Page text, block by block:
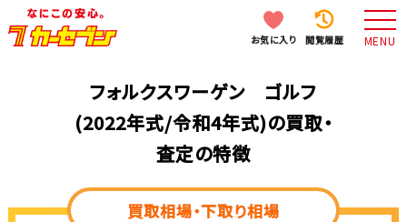
お気に入り 閲覧履歴 MENU
フォルクスワーゲン ゴルフ
(2022年式/令和4年式)の買取・
査定の特徴
買取相場・下取り相場